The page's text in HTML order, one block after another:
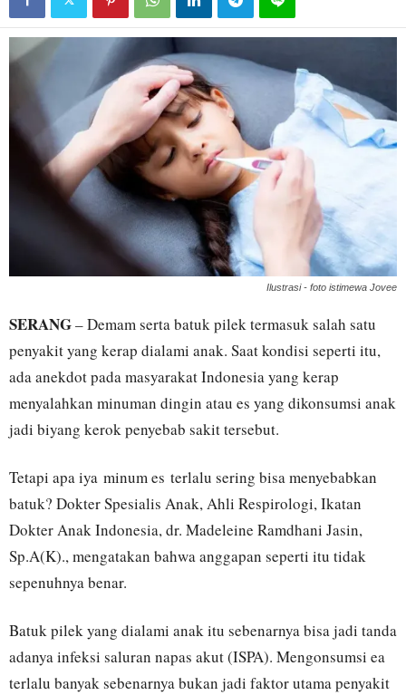
Ilustrasi - foto istimewa Jovee
SERANG– Demam serta batuk pilek termasuk salah satu
penyakit yang kerap dialami anak. Saat kondisi seperti itu,
ada anekdot pada masyarakat Indonesia yang kerap
menyalahkan minuman dingin atau es yang dikonsumsi anak
jadi biyang kerok penyebab sakit tersebut.
Tetapi apa iya minum es terlalu sering bisa menyebabkan
batuk? Dokter Spesialis Anak, Ahli Respirologi, Ikatan
Dokter Anak Indonesia, dr. Madeleine Ramdhani Jasin,
Sp.A(K)., mengatakan bahwa anggapan seperti itu tidak
sepenuhnya benar.
Batuk pilek yang dialami anak itu sebenarnya bisa jadi tanda
adanya infeksi saluran napas akut (ISPA). Mengonsumsi ea
terlalu banyak sebenarnya bukan jadi faktor utama penyakit